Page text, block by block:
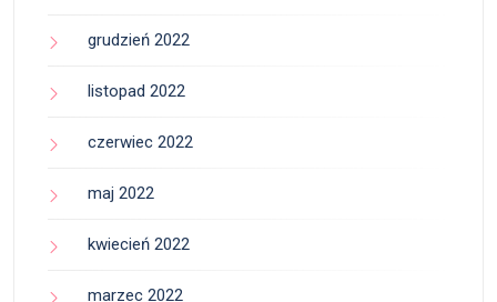
grudzień 2022
listopad 2022
czerwiec 2022
maj 2022
kwiecień 2022
marzec 2022